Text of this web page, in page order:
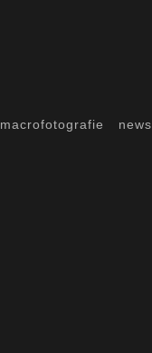
macrofotografie news